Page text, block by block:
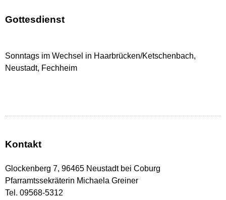
Gottesdienst
Sonntags im Wechsel in Haarbrücken/Ketschenbach,
Neustadt, Fechheim
Kontakt
Glockenberg 7, 96465 Neustadt bei Coburg
Pfarramtssekräterin Michaela Greiner
Tel. 09568-5312